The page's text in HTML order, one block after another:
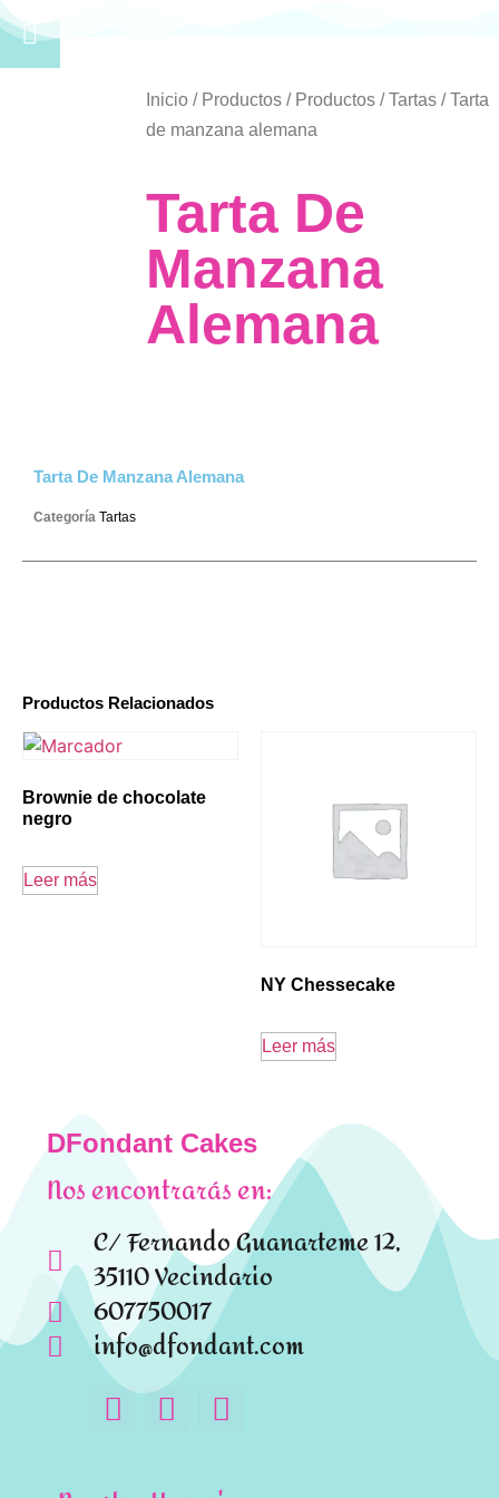
Inicio / Productos / Productos /Tartas / Tarta
de manzana alemana
Tarta De
Manzana
Alemana
Productos Relacionados
Brownie de chocolate
negro
Leer más
NY Chessecake
Leer más
Tarta De Manzana Alemana
Categoría Tartas
DFondant Cakes
Nos encontrarás en:
C/ Fernando Guanarteme 12,
35110 Vecindario
607750017
info@dfondant.com